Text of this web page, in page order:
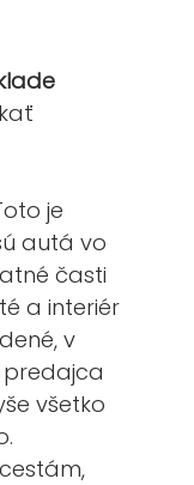
je
autá vo
časti
a interiér
v
všetko